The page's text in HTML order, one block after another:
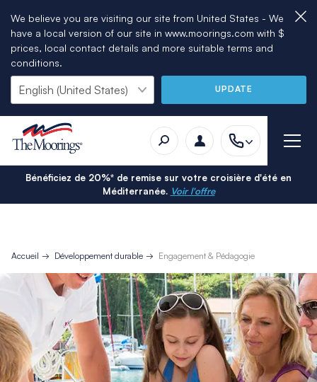
We believe you are visiting our site from United States - We
have a local version of our site in www.moorings.com with $
prices, local contact details and more suitable terms and
conditions.
UPDATE
Bénéficiez de 20%* de remise sur votre croisière d'été en
Méditerranée. Voir l'offre
Accueil Développement durable Engagement & Pédagogie